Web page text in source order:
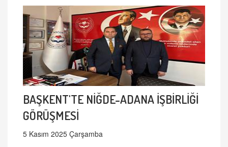
BAŞKENT'TE NİĞDE-ADANA İŞBİRLİĞİ
GÖRÜŞMESİ
5 Kasım 2025 Çarşamba